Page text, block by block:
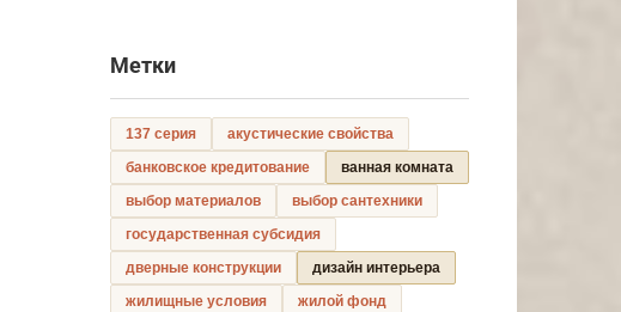
Метки
137 серия
акустические свойства
банковское кредитование
ванная комната
выбор материалов
выбор сантехники
государственная субсидия
дверные конструкции
дизайн интерьера
жилищные условия
жилой фонд